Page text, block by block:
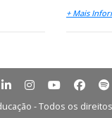
+ Mais
- Todos os